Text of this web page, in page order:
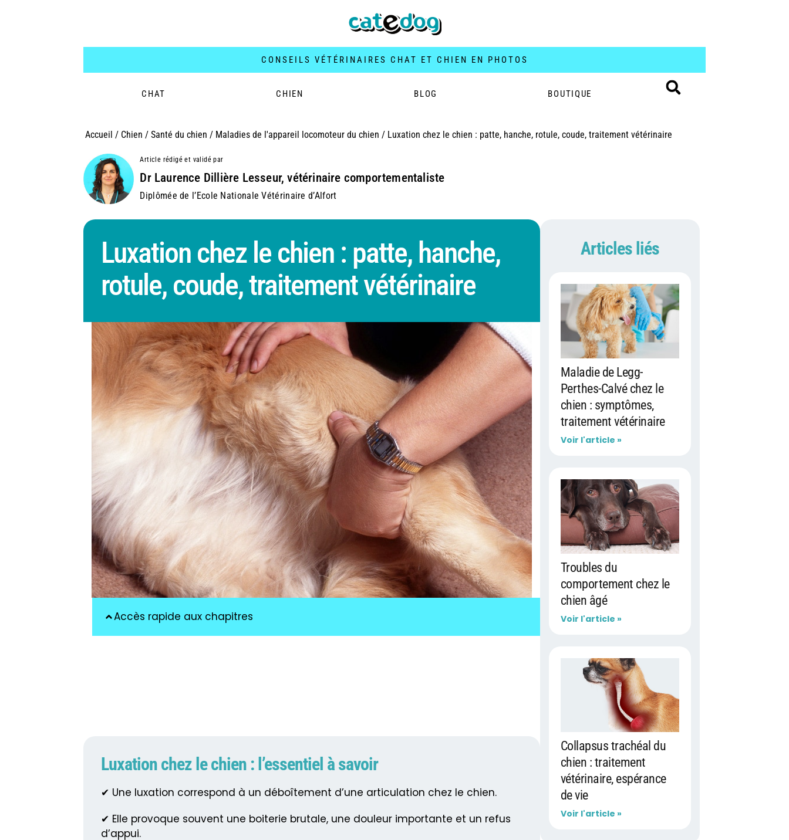
CONSEILS VÉTÉRINAIRES CHAT ET CHIEN EN PHOTOS
CHAT CHIEN BLOG BOUTIQUE
Accueil / Chien / Santé du chien / Maladies de l'appareil locomoteur du chien / Luxation chez le chien : patte, hanche, rotule, coude, traitement vétérinaire
Article rédigé et validé par
Dr Laurence Dillière Lesseur, vétérinaire comportementaliste
Diplômée de l’Ecole Nationale Vétérinaire d’Alfort
Luxation chez le chien : patte, hanche,
rotule, coude, traitement vétérinaire
Accès rapide aux chapitres
Luxation chez le chien : l’essentiel à savoir
✔ Une luxation correspond à un déboîtement d’une articulation chez le chien.
✔ Elle provoque souvent une boiterie brutale, une douleur importante et un refus
d’appui.
Articles liés
Maladie de Legg-
Perthes-Calvé chez le
chien : symptômes,
traitement vétérinaire
Voir l'article »
Troubles du
comportement chez le
chien âgé
Voir l'article »
Collapsus trachéal du
chien : traitement
vétérinaire, espérance
de vie
Voir l'article »